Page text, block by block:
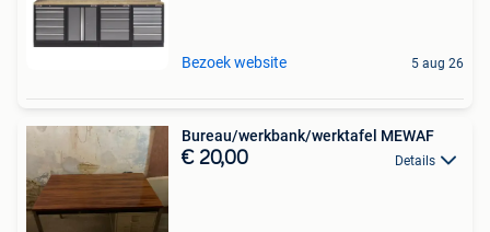
Bezoek website 5 aug 26
Bureau/werkbank/werktafel MEWAF
€ 20,00 Details